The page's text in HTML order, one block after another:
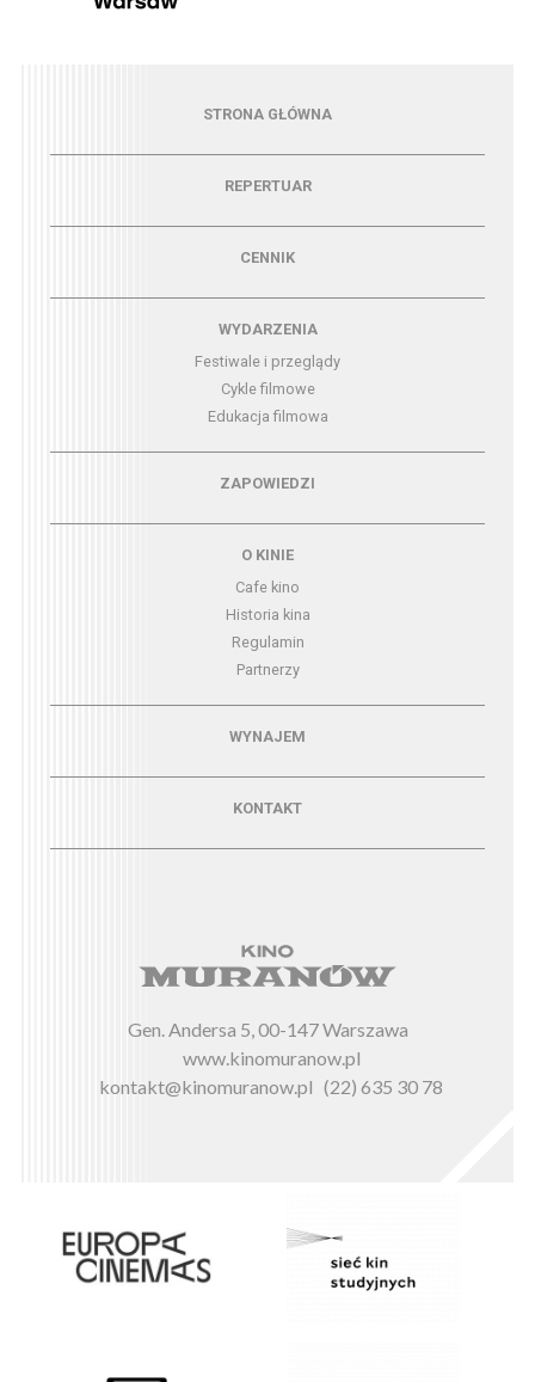
Menu - strona główna
STRONA GŁÓWNA
Menu - repertuarREPERTUAR
CENNIK
Menu - wydarzeniaWYDARZENIA
Festiwale i przeglądy
Cykle filmowe
Edukacja filmowa
Menu - zapowiedziZAPOWIEDZI
O KINIE
Cafe kino
Historia kina
Regulamin
Partnerzy
Menu - wynajemWYNAJEM
KONTAKT
Gen. Andersa 5, 00-147 Warszawa
www.kinomuranow.pl
kontakt@kinomuranow.pl (22) 635 30 78